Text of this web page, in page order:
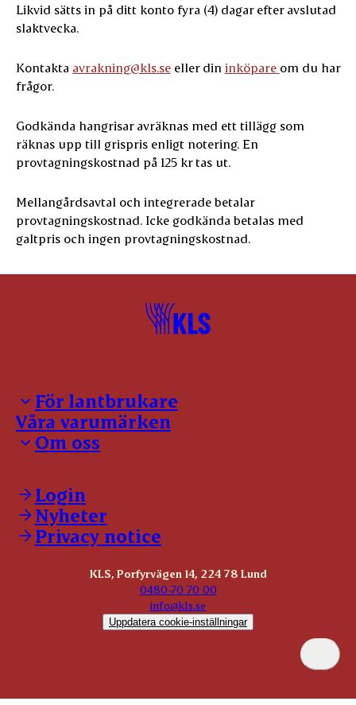
Likvid sätts in på ditt konto fyra (4) dagar efter avslutad
slaktvecka.
Kontakta avrakning@kls.seeller din inköpare om du har
frågor.
Godkända hangrisar avräknas med ett tillägg som
räknas upp till grispris enligt notering. En
provtagningskostnad på 125 kr tas ut.
Mellangårdsavtal och integrerade betalar
provtagningskostnad. Icke godkända betalas med
galtpris och ingen provtagningskostnad.
För lantbrukare
Inloggning för leverantörer
Notering
Förmedling
Allmänna leveransvillkor
Återtag
Grisrådgivning
Våra varumärken
Om oss
Våra policies
Våra certifikat
Jobba hos oss
Visselblåsning
Login
Nyheter
Privacy notice
KLS, Porfyrvägen 14, 224 78 Lund
0480-70 70 00
info@kls.se
Uppdatera cookie-inställningar